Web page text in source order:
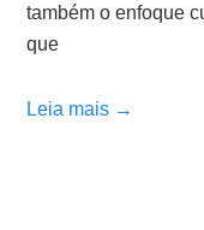
também o enfoque
que
Leia mais →